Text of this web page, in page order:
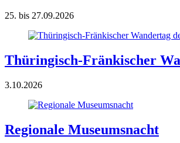
25. bis 27.09.2026
Thüringisch-Fränkischer
3.10.2026
Regionale Museumsnacht